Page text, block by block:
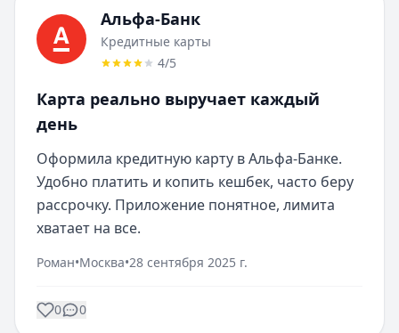
Альфа-Банк
Кредитные карты
4/5
Карта реально выручает каждый
день
Оформила кредитную карту в Альфа-Банке.
Удобно платить и копить кешбек, часто беру
рассрочку. Приложение понятное, лимита
хватает на все.
Роман•Москва•28 сентября 2025 г.
0 0